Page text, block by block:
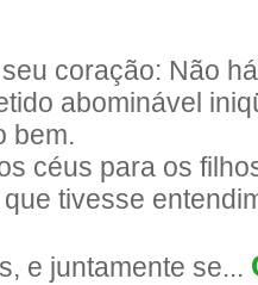
coração: Não
abominável
bem.
céus para os
tivesse
e juntamente se...